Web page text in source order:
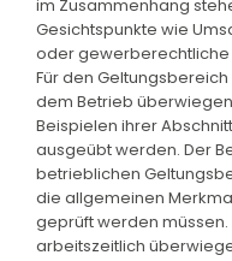
im Zusammenhang
Gesichtspunkte wie
oder gewerberechtliche
Für den
dem Betrieb
Beispielen ihrer
ausgeübt werden. Der
betrieblichen
die allgemeinen
geprüft werden
arbeitszeitlich